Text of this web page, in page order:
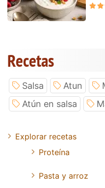
Recetas
Salsa Atun
Atún en salsa
Explorar recetas
Proteína
Pasta y arroz